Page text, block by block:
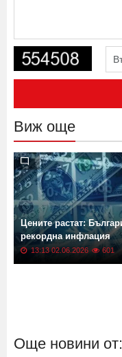
Виж още
Цените растат:
рекордна инфлация
13:13 02.06.2026 601
Още новини